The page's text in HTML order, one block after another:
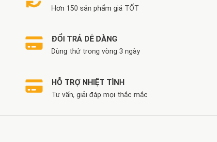
Hơn 150 sản phẩm giá TỐT
ĐỔI TRẢ DỄ DÀNG
Dùng thử trong vòng 3 ngày
HỖ TRỢ NHIỆT TÌNH
Tư vấn, giải đáp mọi thắc mắc